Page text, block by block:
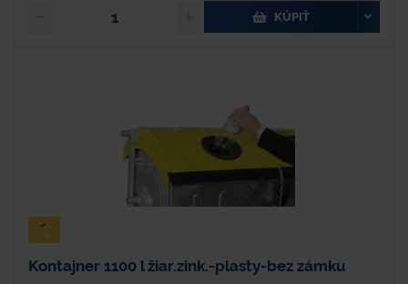
KÚPIŤ
Kontajner 1100 l žiar.zink.-plasty-bez zámku